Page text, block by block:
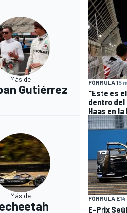
Más de
Gutiérrez
FÓRMULA 15 m
"Este es
dentro
Haas en la
Más de FÓRMULA E
E-Prix